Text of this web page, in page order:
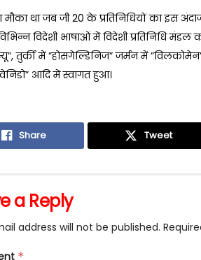
मौका था जब जी 20 के प्रतिनिधियों का इस
विदेशी भाषाओं में विदेशी प्रतिनिधि मंडल
तुर्की में ”होसगेल्डिनिज” जर्मन में
आदि में स्वागत हुआ।
Share Tweet
a Reply
address will not be published.
*